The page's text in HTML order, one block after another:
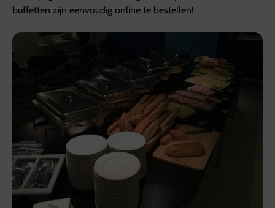
buffetten zijn eenvoudig online te bestellen!